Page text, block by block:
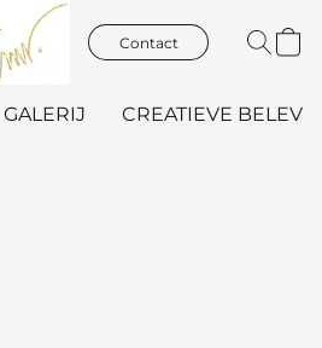
Contact
GALERIJ CREATIEVE